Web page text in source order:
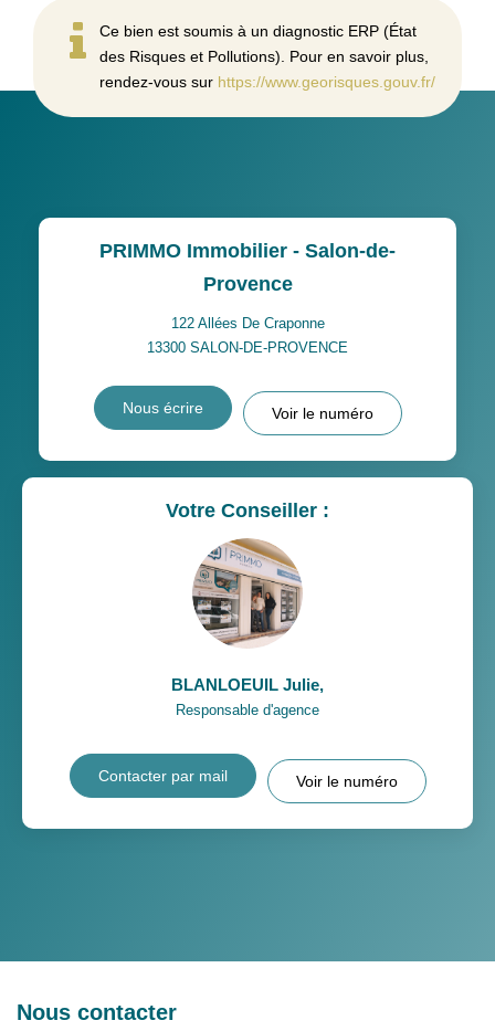
Ce bien est soumis à un diagnostic ERP (État
des Risques et Pollutions). Pour en savoir plus,
rendez-vous sur https://www.georisques.gouv.fr/
PRIMMO Immobilier - Salon-de-
Provence
122 Allées De Craponne
13300 SALON-DE-PROVENCE
Nous écrire Voir le numéro
Votre Conseiller :
BLANLOEUIL Julie,
Responsable d'agence
Contacter par mail Voir le numéro
Nous contacter